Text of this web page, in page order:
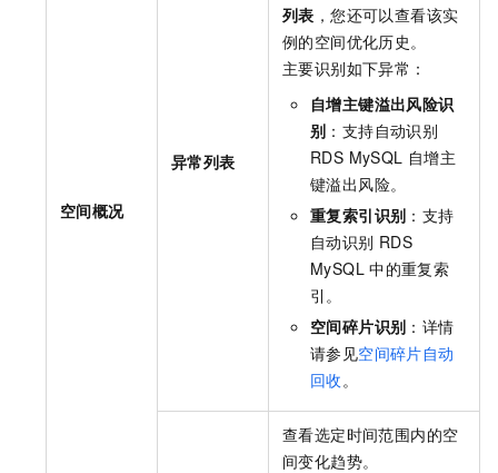
空间概况
异常列表
列表 ，您还可以查看该实
例的空间优化历史。
主要识别如下异常：
自增主键溢出风险识
别 ：支持自动识别
RDS MySQL 自增主
键溢出风险。
重复索引识别 ：支持
自动识别 RDS
MySQL 中的重复索
引。
空间碎片识别 ：详情
请参见空间碎片自动
回收 。
查看选定时间范围内的空
间变化趋势。